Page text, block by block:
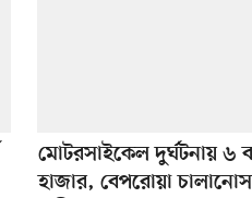
মোটরসাইকেল দুর্ঘটনায় ৬
হাজার, বেপরোয়া